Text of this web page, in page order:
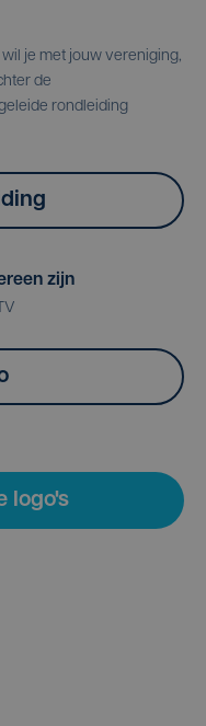
je met jouw vereniging,
de
rondleiding
zijn
logo's